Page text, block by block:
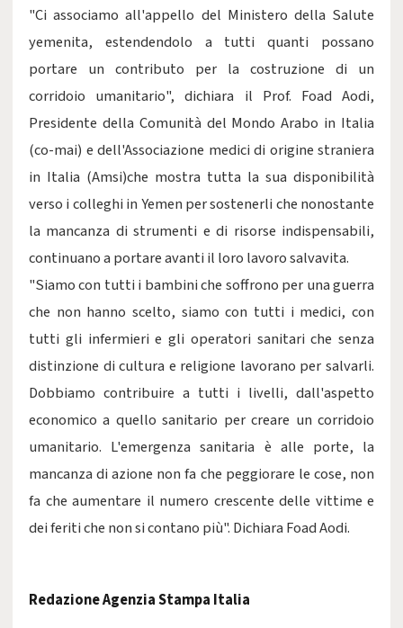
"Ci associamo all'appello del Ministero della Salute
yemenita, estendendolo a tutti quanti possano
portare un contributo per la costruzione di un
corridoio umanitario", dichiara il Prof. Foad Aodi,
Presidente della Comunità del Mondo Arabo in Italia
(co-mai) e dell'Associazione medici di origine straniera
in Italia (Amsi)che mostra tutta la sua disponibilità
verso i colleghi in Yemen per sostenerli che nonostante
la mancanza di strumenti e di risorse indispensabili,
continuano a portare avanti il loro lavoro salvavita.
"Siamo con tutti i bambini che soffrono per una guerra
che non hanno scelto, siamo con tutti i medici, con
tutti gli infermieri e gli operatori sanitari che senza
distinzione di cultura e religione lavorano per salvarli.
Dobbiamo contribuire a tutti i livelli, dall'aspetto
economico a quello sanitario per creare un corridoio
umanitario. L'emergenza sanitaria è alle porte, la
mancanza di azione non fa che peggiorare le cose, non
fa che aumentare il numero crescente delle vittime e
dei feriti che non si contano più". Dichiara Foad Aodi.
Redazione Agenzia Stampa Italia